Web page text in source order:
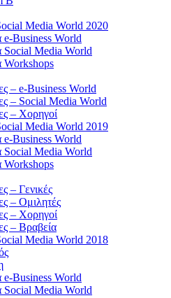
Media World 2020
Business World
Media World
– e-Business World
– Social Media World
– Χορηγοί
Media World 2019
Business World
Media World
– Γενικές
– Ομιλητές
– Χορηγοί
– Βραβεία
Media World 2018
Business World
Media World